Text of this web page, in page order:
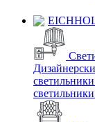
светильники
светильники